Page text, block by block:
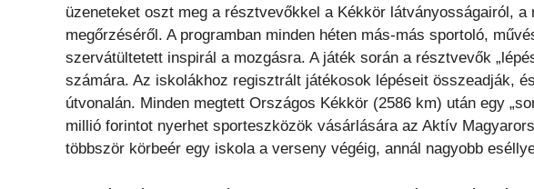
üzeneteket oszt meg a résztvevőkkel a Kékkör látványosságairól, a
megőrzéséről. A programban minden héten más-más sportoló,
szervátültetett inspirál a mozgásra. A játék során a résztvevők
számára. Az iskolákhoz regisztrált játékosok lépéseit összeadják,
útvonalán. Minden megtett Országos Kékkör (2586 km) után egy
millió forintot nyerhet sporteszközök vásárlására az Aktív
többször körbeér egy iskola a verseny végéig, annál nagyobb